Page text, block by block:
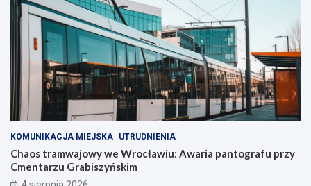
KOMUNIKACJA MIEJSKA UTRUDNIENIA
Chaos tramwajowy we Wrocławiu: Awaria pantografu przy
Cmentarzu Grabiszyńskim